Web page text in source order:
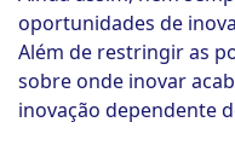
oportunidades de
Além de restringir as
sobre onde inovar
inovação dependente